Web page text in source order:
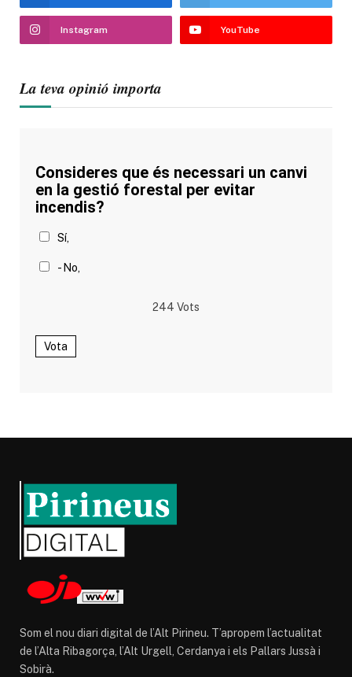
Instagram YouTube
La teva opinió importa
Consideres que és necessari un canvi
en la gestió forestal per evitar
incendis?
Sí,
- No,
244 Vots
Vota
Som el nou diari digital de l’Alt Pirineu. T’apropem l’actualitat
de l’Alta Ribagorça, l’Alt Urgell, Cerdanya i els Pallars Jussà i
Sobirà.